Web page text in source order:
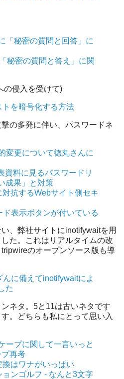
「秘密の質問と回答」に
秘密の質問と答え」に関
の侵入を受けて)
トを暗号化する方法
の多発に伴い、パスワードネ
変更について徳丸さんに
資料に見るパスワードリ
成果」と対策
抗するWebサイト側セキ
ド表示ボタンが付いている
、弊社サイトにinotifywaitを用
た。これはリアルタイムの改
のオープンソース版も導
んに備えてinotifywaitによ
た
ネタ。5と11は古いネタです
。どちらも私にとって思い入
ープに関して一言いっと
プ再考
はワナがいっぱい
ンゴルフ - なんと3文字